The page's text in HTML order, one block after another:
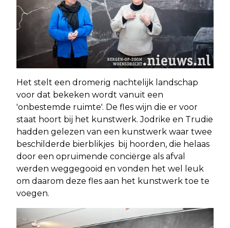
Het stelt een dromerig nachtelijk landschap
voor dat bekeken wordt vanuit een
'onbestemde ruimte'. De fles wijn die er voor
staat hoort bij het kunstwerk. Jodrike en Trudie
hadden gelezen van een kunstwerk waar twee
beschilderde bierblikjes bij hoorden, die helaas
door een opruimende conciërge als afval
werden weggegooid en vonden het wel leuk
om daarom deze fles aan het kunstwerk toe te
voegen.